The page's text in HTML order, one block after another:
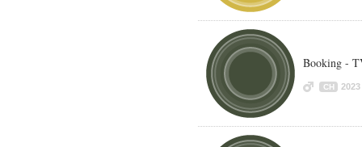
Booking -
CH 2023